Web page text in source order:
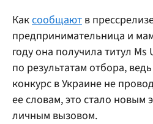
Каксообщают в
предпринимательница и
году она получила титул
по результатам отбора,
конкурс в Украине не
ее словам, это стало новым
личным вызовом.